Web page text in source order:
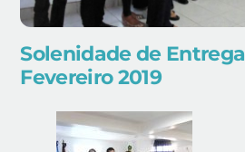
Solenidade de
Fevereiro 2019